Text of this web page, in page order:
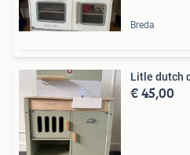
Breda
Litle dutch
€ 45,00